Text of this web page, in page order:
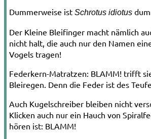
Dummerweise ist Schrotus idiotus
Der Kleine Bleifinger macht nämlich
nicht halt, die auch nur den Na­men
Vogels tragen!
Federkern­-Matratzen: BLAMM! trifft
Bleiregen. Denn die Feder ist des
Auch Kugelschreiber bleiben nicht
Klicken auch nur ein Hauch von Spiral
hören ist: BLAMM!